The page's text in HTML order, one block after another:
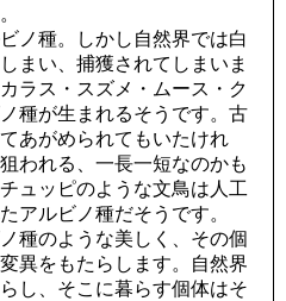
ノ種。しかし自然界では白
まい、捕獲されてしまいま
ラス・スズメ・ムース・ク
種が生まれるそうです。古
あがめられてもいたけれ
われる、一長一短なのかも
ュッピのような文鳥は人工
アルビノ種だそうです。
種のような美しく、その個
異をもたらします。自然界
し、そこに暮らす個体はそ